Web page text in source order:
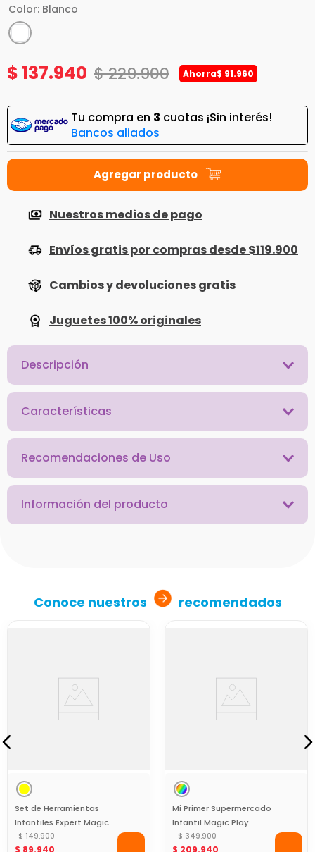
Color: Blanco
$137.940 $229.900 Ahorra$ 91.960
Tu compra en 3 cuotas ¡Sin interés!
Bancos aliados
Nuestros medios de pago
Envíos gratis por compras desde $119.900
Cambios y devoluciones gratis
Juguetes 100% originales
Descripción
Características
Recomendaciones de Uso
Información del producto
Conoce nuestros recomendados
Set de Herramientas
Infantiles Expert Magic
Play
$ 149.900
$ 89.940
Mi Primer Supermercado
Infantil Magic Play
$ 349.900
$ 209.940